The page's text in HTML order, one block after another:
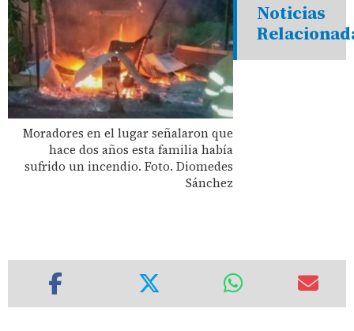
Moradores en el lugar señalaron que
hace dos años esta familia había
sufrido un incendio. Foto. Diomedes
Sánchez
Noticias